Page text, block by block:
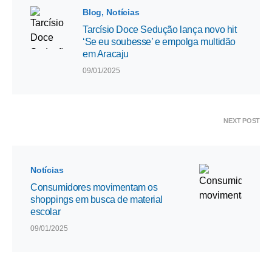
Blog Notícias
Tarcísio Doce Sedução lança novo hit
‘Se eu soubesse’ e empolga multidão
em Aracaju
09/01/2025
NEXT POST
Notícias
Consumidores movimentam os
shoppings em busca de material
escolar
09/01/2025